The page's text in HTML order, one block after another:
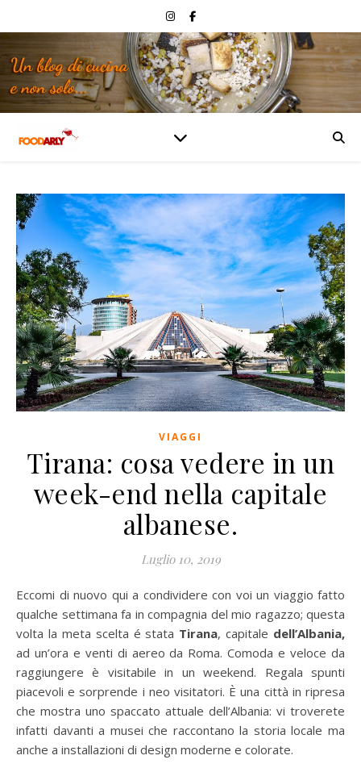
VIAGGI
Tirana: cosa vedere in un
week-end nella capitale
albanese.
Luglio 10, 2019
Eccomi di nuovo qui a condividere con voi un viaggio fatto
qualche settimana fa in compagnia del mio ragazzo; questa
volta la meta scelta é stata Tirana, capitale dell’Albania,
ad un’ora e venti di aereo da Roma. Comoda e veloce da
raggiungere è visitabile in un weekend. Regala spunti
piacevoli e sorprende i neo visitatori. È una città in ripresa
che mostra uno spaccato attuale dell’Albania: vi troverete
infatti davanti a musei che raccontano la storia locale ma
anche a installazioni di design moderne e colorate.